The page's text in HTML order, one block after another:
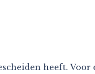
heeft.